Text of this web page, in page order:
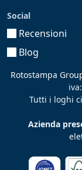
Social
Recensioni
Blog
Rotostampa
Tutti i loghi
Azienda